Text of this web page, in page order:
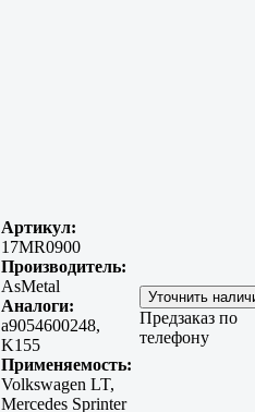
Артикул:
17MR0900
Производитель:
AsMetal
Аналоги:
a9054600248,
K155
Применяемость:
Volkswagen LT,
Mercedes Sprinter
Предзаказ по
телефону